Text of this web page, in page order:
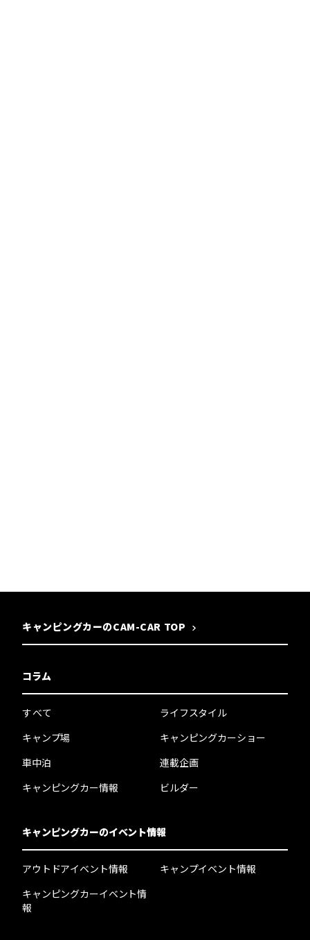
キャンピングカーのCAM-CAR TOP
コラム
すべて
キャンプ場
車中泊
キャンピングカー情報
ライフスタイル
キャンピングカーショー
連載企画
ビルダー
キャンピングカーのイベント情報
アウトドアイベント情報
キャンピングカーイベント情
報
キャンプイベント情報